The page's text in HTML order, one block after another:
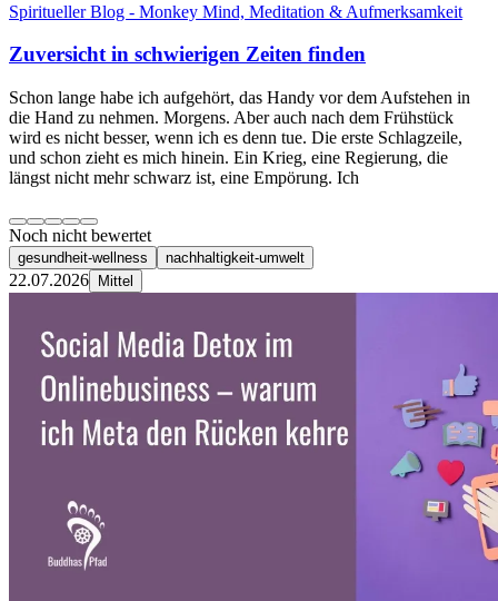
Spiritueller Blog - Monkey Mind, Meditation & Aufmerksamkeit
Zuversicht in schwierigen Zeiten finden
Schon lange habe ich aufgehört, das Handy vor dem Aufstehen in
die Hand zu nehmen. Morgens. Aber auch nach dem Frühstück
wird es nicht besser, wenn ich es denn tue. Die erste Schlagzeile,
und schon zieht es mich hinein. Ein Krieg, eine Regierung, die
längst nicht mehr schwarz ist, eine Empörung. Ich
Noch nicht bewertet
gesundheit-wellness nachhaltigkeit-umwelt
22.07.2026 Mittel